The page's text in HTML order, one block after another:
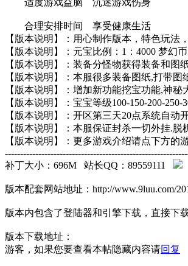
合理安排时间 享受健康生活
【版本说明】：用心制作版本，特色玩法
【版本说明】：元宝比例：1：4000 梦幻
【版本说明】：装备分怪物获得装备和图
【版本说明】：本服很多装备图纸,打带图
【版本说明】：增加新功能挖宝功能,神
【版本说明】：宝宝等级100-150-200-250-
【版本说明】：开区第三天20点系统自动
【版本说明】：本服保证封杀一切外挂.
【版本说明】：更多游戏介绍请点下方的
补丁大小：696M 站长QQ：89559111
版本配套网站地址：http://www.9luu.com/
版本内包含了登陆器和引擎下载，直接下
版本下载地址：
游客，如果您要查看本帖隐藏内容请回复